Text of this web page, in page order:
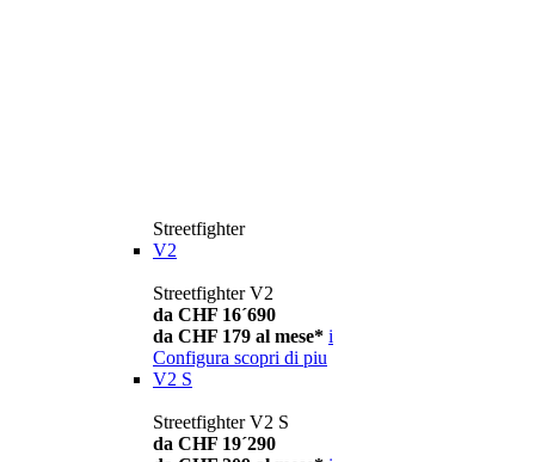
Streetfighter
V2
Streetfighter V2
da CHF 16´690
da CHF 179 al mese* i
Configura scopri di piu
V2 S
Streetfighter V2 S
da CHF 19´290